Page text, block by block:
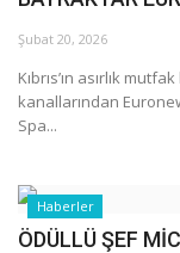
Şubat 20, 2026
Kıbrıs’ın asırlık
kanallarından
Spa...
Haberler
ÖDÜLLÜ ŞEF